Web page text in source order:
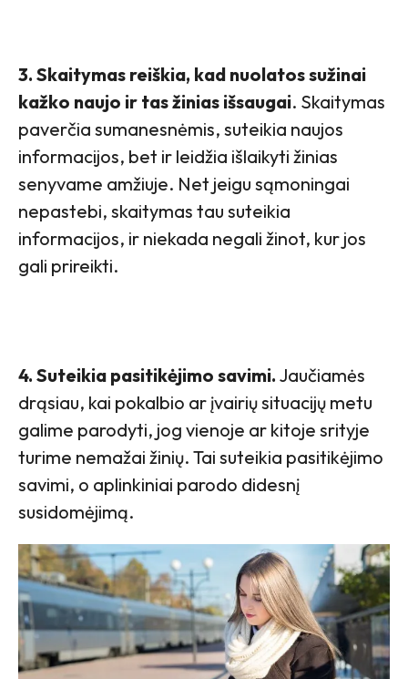
3. Skaitymas reiškia, kad nuolatos sužinai
kažko naujo ir tas žinias išsaugai. Skaitymas
paverčia sumanesnėmis, suteikia naujos
informacijos, bet ir leidžia išlaikyti žinias
senyvame amžiuje. Net jeigu sąmoningai
nepastebi, skaitymas tau suteikia
informacijos, ir niekada negali žinot, kur jos
gali prireikti.
4. Suteikia pasitikėjimo savimi. Jaučiamės
drąsiau, kai pokalbio ar įvairių situacijų metu
galime parodyti, jog vienoje ar kitoje srityje
turime nemažai žinių. Tai suteikia pasitikėjimo
savimi, o aplinkiniai parodo didesnį
susidomėjimą.